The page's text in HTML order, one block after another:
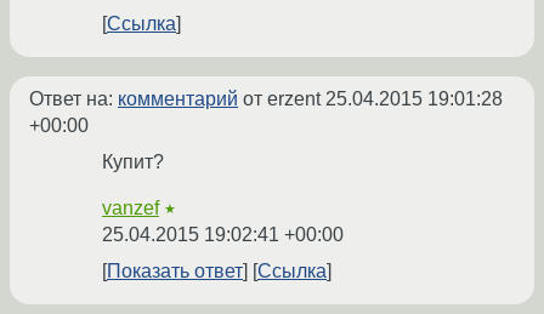
Ссылка
Ответ на: комментарий от erzent25.04.2015 19:01:28
+00:00
Купит?
vanzef ★
25.04.2015 19:02:41 +00:00
Показать ответ
Ссылка